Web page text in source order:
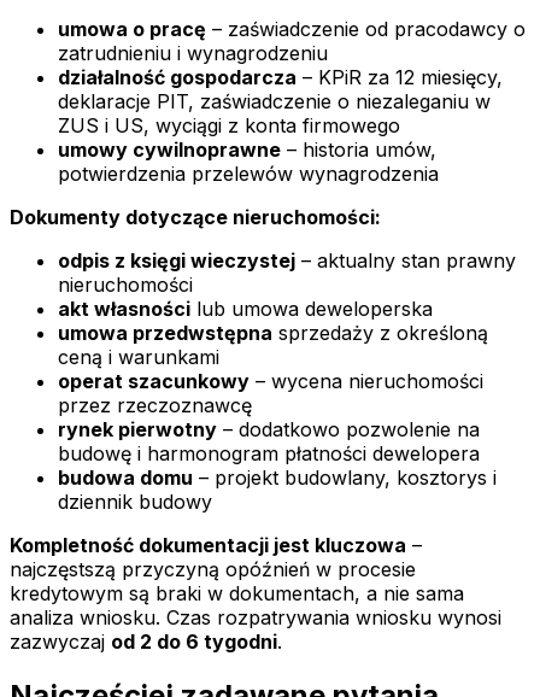
umowa o pracę – zaświadczenie od pracodawcy o
zatrudnieniu i wynagrodzeniu
działalność gospodarcza – KPiR za 12 miesięcy,
deklaracje PIT, zaświadczenie o niezaleganiu w
ZUS i US, wyciągi z konta firmowego
umowy cywilnoprawne – historia umów,
potwierdzenia przelewów wynagrodzenia
Dokumenty dotyczące nieruchomości:
odpis z księgi wieczystej – aktualny stan prawny
nieruchomości
akt własności lub umowa deweloperska
umowa przedwstępna sprzedaży z określoną
ceną i warunkami
operat szacunkowy – wycena nieruchomości
przez rzeczoznawcę
rynek pierwotny – dodatkowo pozwolenie na
budowę i harmonogram płatności dewelopera
budowa domu – projekt budowlany, kosztorys i
dziennik budowy
Kompletność dokumentacji jest kluczowa –
najczęstszą przyczyną opóźnień w procesie
kredytowym są braki w dokumentach, a nie sama
analiza wniosku. Czas rozpatrywania wniosku wynosi
zazwyczaj od 2 do 6 tygodni.